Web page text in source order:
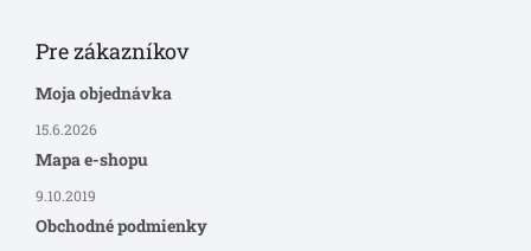
Pre zákazníkov
Moja objednávka
15.6.2026
Mapa e-shopu
9.10.2019
Obchodné podmienky